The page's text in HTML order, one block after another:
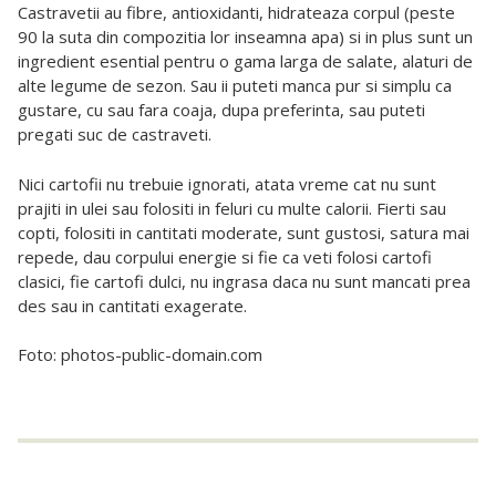
Castravetii au fibre, antioxidanti, hidrateaza corpul (peste
90 la suta din compozitia lor inseamna apa) si in plus sunt un
ingredient esential pentru o gama larga de salate, alaturi de
alte legume de sezon. Sau ii puteti manca pur si simplu ca
gustare, cu sau fara coaja, dupa preferinta, sau puteti
pregati suc de castraveti.
Nici cartofii nu trebuie ignorati, atata vreme cat nu sunt
prajiti in ulei sau folositi in feluri cu multe calorii. Fierti sau
copti, folositi in cantitati moderate, sunt gustosi, satura mai
repede, dau corpului energie si fie ca veti folosi cartofi
clasici, fie cartofi dulci, nu ingrasa daca nu sunt mancati prea
des sau in cantitati exagerate.
Foto: photos-public-domain.com